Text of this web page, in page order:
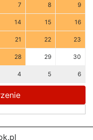
7 8 9
14 15 16
21 22 23
28 29 30
4 5 6